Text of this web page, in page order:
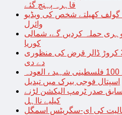
قاہرہ پہنچ گئے
گولف کھیلتے شخص کی ویڈیو
وائرل
حملہ کردیں گے، شمالی
کوریا
ورلڈ بینک نے پاکستان کیلئے 35 کروڑ ڈالر قرض کی منظوری
دے دی
اسرائیلی بمباری سے مزید 100 فلسطینی شہید ، العودہ
اسپتال فوجی بیرک میں تبدیل
سابق صدر ٹرمپ الیکشن لڑنے
کیلیے نااہل
زائد مالیت کی ای-سگریٹس اسمگل